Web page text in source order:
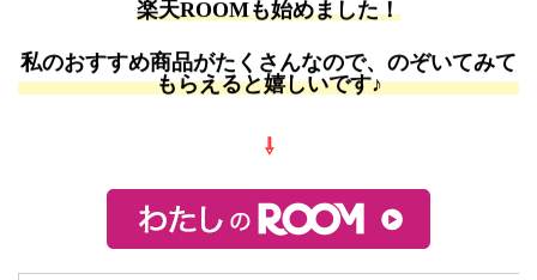
楽天ROOMも始めました！
私のおすすめ商品がたくさんなので、のぞいてみて
もらえると嬉しいです♪
⇩